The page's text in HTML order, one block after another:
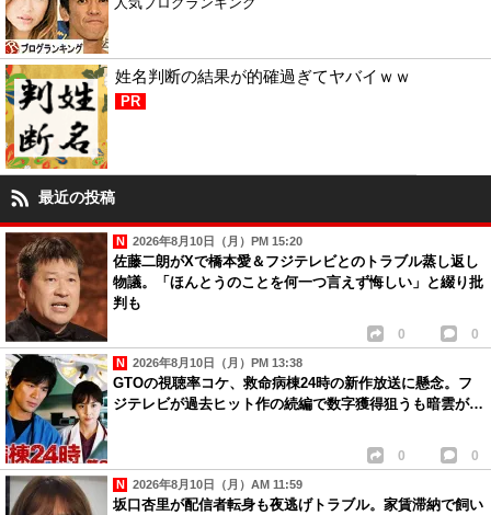
姓名判断の結果が的確過ぎてヤバイｗｗ
PR
最近の投稿
2026年8月10日（月）PM 15:20
佐藤二朗がXで橋本愛＆フジテレビとのトラブル蒸し返し
物議。「ほんとうのことを何一つ言えず悔しい」と綴り批
判も
0 0
2026年8月10日（月）PM 13:38
GTOの視聴率コケ、救命病棟24時の新作放送に懸念。フ
ジテレビが過去ヒット作の続編で数字獲得狙うも暗雲が…
0 0
2026年8月10日（月）AM 11:59
坂口杏里が配信者転身も夜逃げトラブル。家賃滞納で飼い